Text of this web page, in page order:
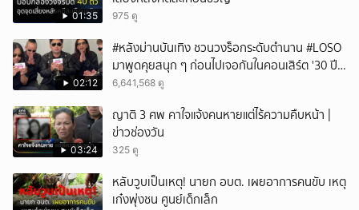
01:35 975 ดู
02:12
#หลังม่านบันเทิง ชวนวงร็อกระดับตำนาน #LOSO
มาพูดคุยสนุก ๆ ก่อนไปเจอกันในคอนเสิร์ต '30 ปี
LOSO นานเท่าไรก็รอ'
6,641,568 ดู
03:24
ญาติ 3 ศพ คาใจแจ้งคนหายแต่ไร้ความคืบหน้า |
ข่าวช่องวัน
325 ดู
หลับวูบเป็นเหตุ! นายก อบต. เผยอาการคนขับ เหตุ
เก๋งพุ่งชน ศูนย์เด็กเล็ก
ยกเลิก